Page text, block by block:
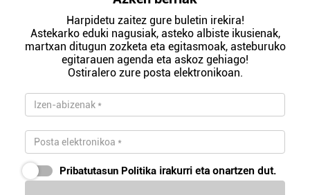
Harpidetu zaitez gure buletin irekira!
Astekarko eduki nagusiak, asteko albiste ikusienak,
martxan ditugun zozketa eta egitasmoak, asteburuko
egitarauen agenda eta askoz gehiago!
Ostiralero zure posta elektronikoan.
Pribatutasun Politika irakurri eta onartzen dut.